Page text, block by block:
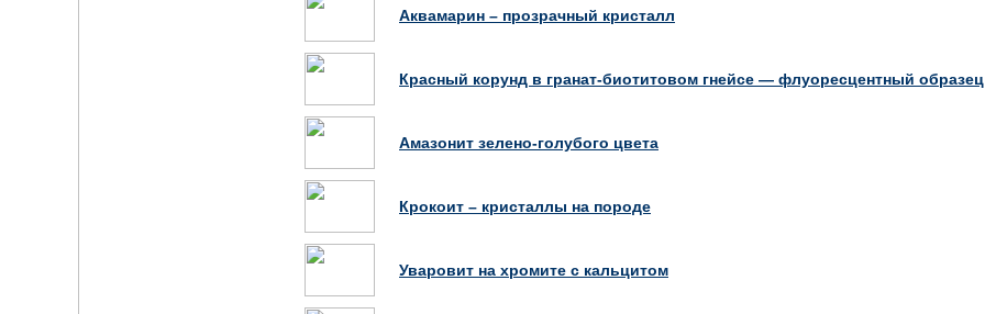
Аквамарин – прозрачный кристалл
Красный корунд в гранат-биотитовом гнейсе — флуоресцентный образец
Амазонит зелено-голубого цвета
Крокоит – кристаллы на породе
Уваровит на хромите с кальцитом